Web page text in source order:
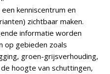
kenniscentrum en
zichtbaar maken.
informatie worden
op gebieden zoals
groen-grijsverhouding,
hoogte van schuttingen,